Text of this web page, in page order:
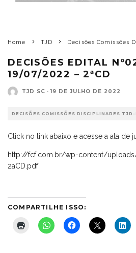
Home TJD Decisões Comissões
DECISÕES EDITAL
19/07/2022 – 2ªCD
TJD SC · 19 DE JULHO DE 2022
DECISÕES COMISSÕES DISCIPLINARES
Click no link abaixo e acesse a ata de
http://fcf.com.br/wp-content/
2aCD.pdf
COMPARTILHE ISSO: